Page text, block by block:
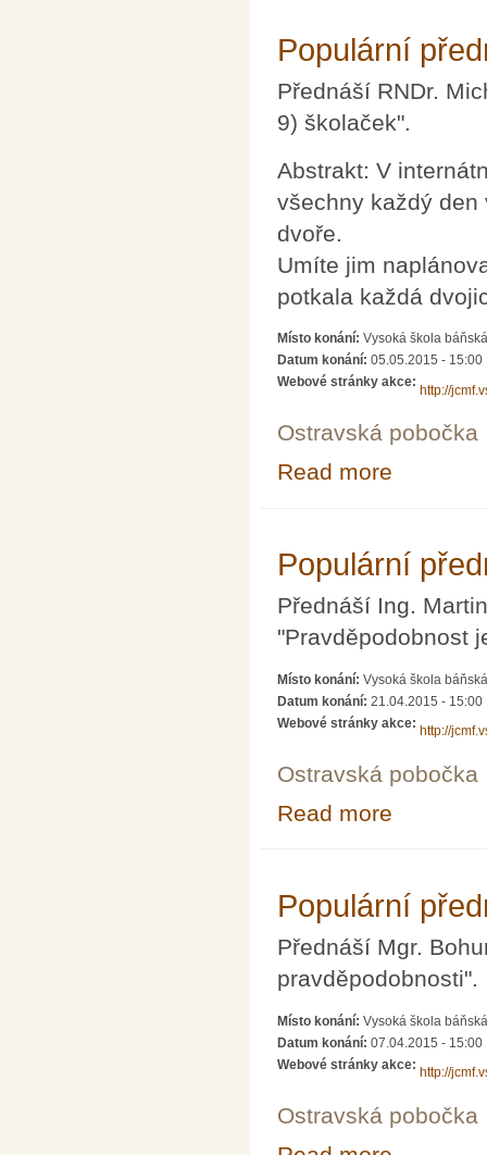
Populární
Přednáší RNDr.
9) školaček".
Abstrakt: V
všechny každý
dvoře.
Umíte jim
potkala každá
Místo konání: Vysoká škola
Datum konání: 05.05.2015 - 15:00
Webové stránky akce:
http://
Ostravská pobočka
Read more
Populární
Přednáší Ing.
"Pravděpodobnost
Místo konání: Vysoká škola
Datum konání: 21.04.2015 - 15:00
Webové stránky akce:
http://
Ostravská pobočka
Read more
Populární
Přednáší Mgr.
pravděpodobnosti".
Místo konání: Vysoká škola
Datum konání: 07.04.2015 - 15:00
Webové stránky akce:
http://
Ostravská pobočka